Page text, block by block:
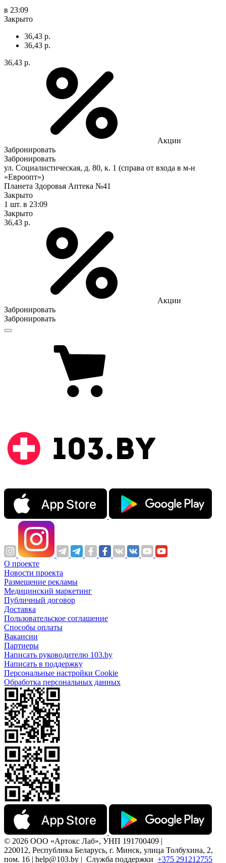
в 23:09
Закрыто
36,43 р.
36,43 р.
36,43 р.
Акции
Забронировать
Забронировать
ул. Социалистическая, д. 80, к. 1 (справа от входа в м-н
«Евроопт»)
Планета Здоровья Аптека №41
Закрыто
1 шт. в 23:09
Закрыто
36,43 р.
Акции
Забронировать
Забронировать
О проекте
Новости проекта
Размещение рекламы
Медицинский маркетинг
Публичный договор
Доставка
Пользовательское соглашение
Способы оплаты
Вакансии
Партнеры
Написать руководителю 103.by
Написать в поддержку
Персональные настройки Cookie
Обработка персональных данных
© 2026 ООО «Артокс Лаб», УНП 191700409 |
220012, Республика Беларусь, г. Минск, улица Толбухина, 2,
пом. 16 | help@103.by | Служба поддержки +375 291212755